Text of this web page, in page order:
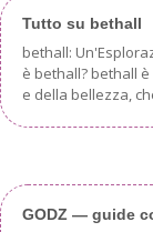
Tutto su bethall
bethall:
è bethall? bethall
e della bellezza,
GODZ — guide